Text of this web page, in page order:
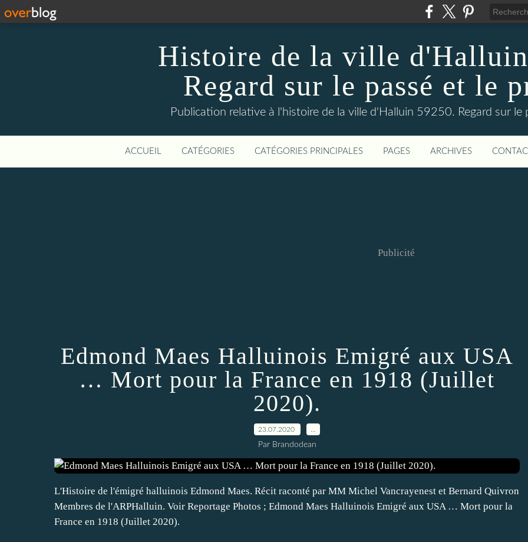
Histoire de la ville
Regard sur le passé et le
Publication relative à l'histoire de la ville d'Halluin 59250. Regard sur le
ACCUEIL CATÉGORIES CATÉGORIES PRINCIPALES PAGES ARCHIVES
Publicité
Edmond Maes Halluinois Emigré aux USA
… Mort pour la France en 1918 (Juillet
2020).
23.07.2020
Par Brandodean
L'Histoire de l'émigré halluinois Edmond Maes. Récit raconté par MM Michel Vancrayenest et Bernard Quivron
Membres de l'ARPHalluin. Voir Reportage Photos ; Edmond Maes Halluinois Emigré aux USA … Mort pour la
France en 1918 (Juillet 2020).